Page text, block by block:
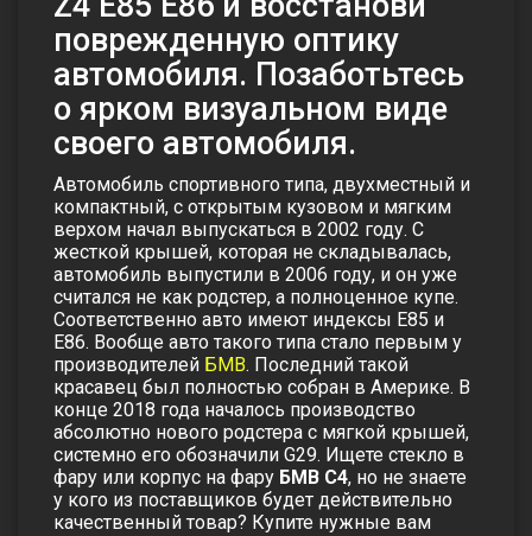
поврежденную оптику
автомобиля. Позаботьтесь
о ярком визуальном виде
своего автомобиля.
Автомобиль спортивного типа, двухместный и
компактный, с открытым кузовом и мягким
верхом начал выпускаться в 2002 году. С
жесткой крышей, которая не складывалась,
автомобиль выпустили в 2006 году, и он уже
считался не как родстер, а полноценное купе.
Соответственно авто имеют индексы Е85 и
Е86. Вообще авто такого типа стало первым у
производителей БМВ. Последний такой
красавец был полностью собран в Америке. В
конце 2018 года началось производство
абсолютно нового родстера с мягкой крышей,
системно его обозначили G29. Ищете стекло в
фару или корпус на фару БМВ С4, но не знаете
у кого из поставщиков будет действительно
качественный товар? Купите нужные вам